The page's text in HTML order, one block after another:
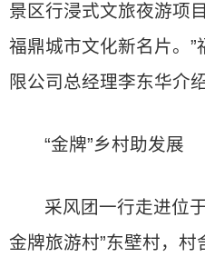
景区行浸式文旅夜游项
福鼎城市文化新名片。
限公司总经理李东华介绍
“金牌”乡村助发展
采风团一行走进位
金牌旅游村”东壁村，